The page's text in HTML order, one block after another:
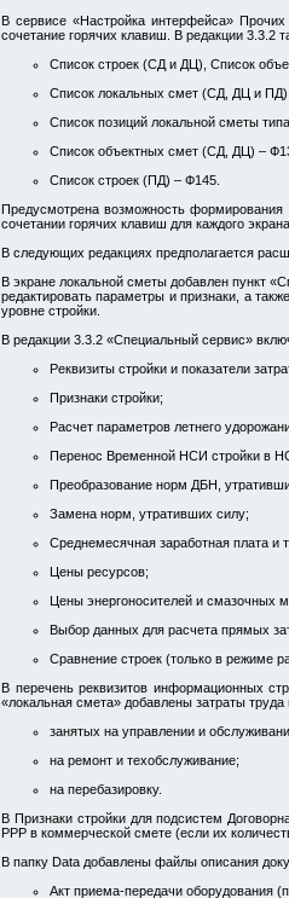
В сервисе «Настройка интерфейса»
сочетание горячих клавиш. В редакции
Список строек (СД и ДЦ), Список
Список локальных смет (СД, ДЦ и
Список позиций локальной сметы
Список объектных смет (СД, ДЦ) –
Список строек (ПД) – Ф145.
Предусмотрена возможность
сочетании горячих клавиш для каждого
В следующих редакциях предполагается
В экране локальной сметы добавлен пункт
редактировать параметры и признаки, а
уровне стройки.
В редакции 3.3.2 «Специальный сервис»
Реквизиты стройки и показатели
Признаки стройки;
Расчет параметров летнего
Перенос Временной НСИ стройки в
Преобразование норм ДБН,
Замена норм, утративших силу;
Среднемесячная заработная плата и
Цены ресурсов;
Цены энергоносителей и смазочных
Выбор данных для расчета прямых
Сравнение строек (только в режиме
В перечень реквизитов информационных
«локальная смета» добавлены затраты
занятых на управлении и
на ремонт и техобслуживание;
на перебазировку.
В Признаки стройки для подсистем
РРР в коммерческой смете (если их
В папку Data добавлены файлы описания
Акт приема-передачи оборудования